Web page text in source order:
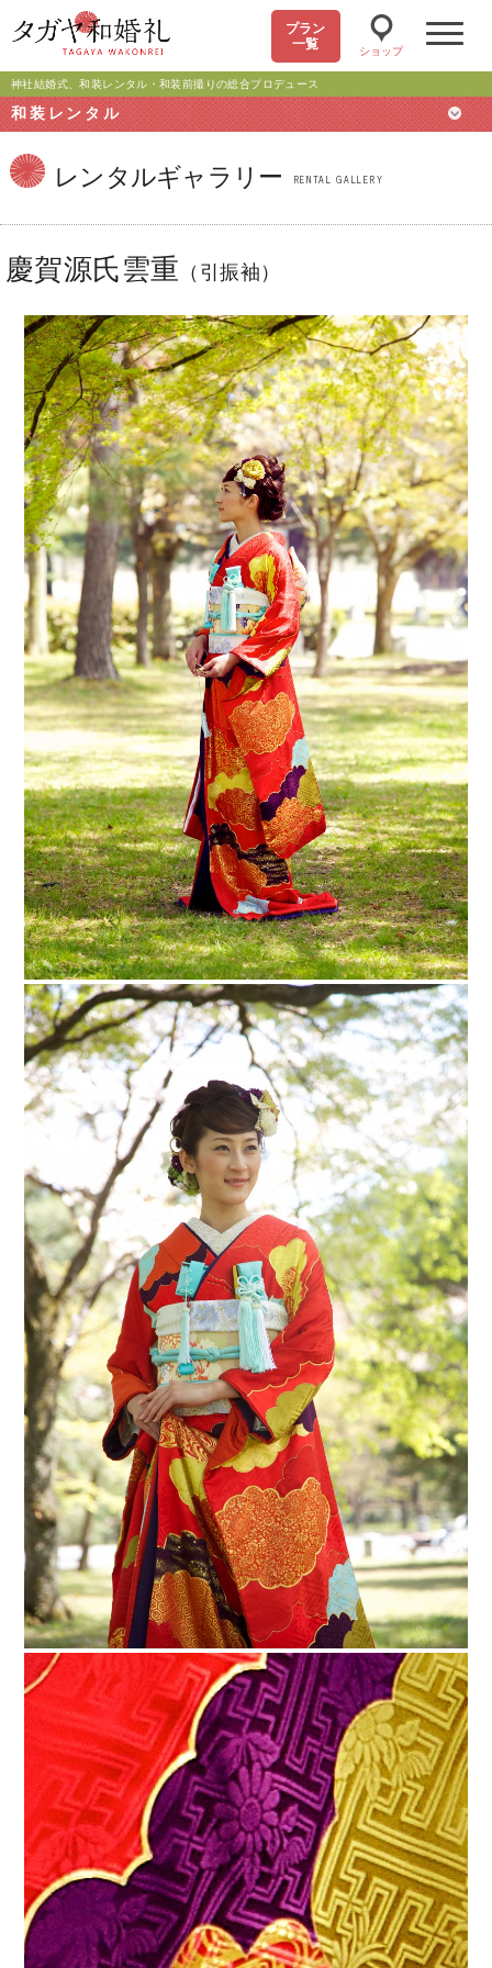
プラン
一覧
ショップ
神社結婚式、和装レンタル・和装前撮りの総合プロデュース
和装レンタル
レンタルギャラリー RENTAL GALLERY
慶賀源氏雲重 （引振袖）